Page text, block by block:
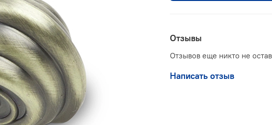
Отзывы
Отзывов еще никто не
Написать отзыв